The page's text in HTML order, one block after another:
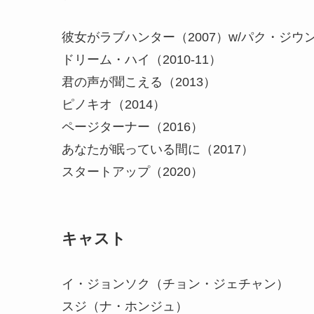
彼女がラブハンター（2007）w/パク・ジウ
ドリーム・ハイ（2010-11）
君の声が聞こえる（2013）
ピノキオ（2014）
ページターナー（2016）
あなたが眠っている間に（2017）
スタートアップ（2020）
キャスト
イ・ジョンソク（チョン・ジェチャン）
スジ（ナ・ホンジュ）